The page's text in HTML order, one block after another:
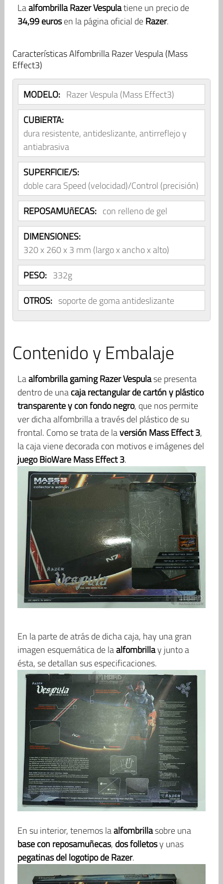
Laalfombrilla Razer Vespulatiene un precio de
34,99 eurosen la página oficial deRazer.
Características Alfombrilla Razer Vespula (Mass
Effect3)
MODELO: Razer Vespula (Mass Effect3)
CUBIERTA:
dura resistente, antideslizante, antirreflejo y
antiabrasiva
SUPERFICIE/S:
doble cara Speed (velocidad)/Control (precisión)
REPOSAMUñECAS: con relleno de gel
DIMENSIONES:
320 x 260 x 3 mm (largo x ancho x alto)
PESO: 332g
OTROS: soporte de goma antideslizante
Contenido y Embalaje
Laalfombrilla gaming Razer Vespulase presenta
dentro de unacaja rectangular de cartón y plástico
transparente y con fondo negro, que nos permite
ver dicha alfombrilla a través del plástico de su
frontal. Como se trata de laversión Mass Effect 3,
la caja viene decorada con motivos e imágenes del
juego BioWare Mass Effect 3.
En la parte de atrás de dicha caja, hay una gran
imagen esquemática de laalfombrillay junto a
ésta, se detallan sus especificaciones.
En su interior, tenemos laalfombrillasobre una
base con reposamuñecas, dos folletosy unas
pegatinas del logotipo de Razer.